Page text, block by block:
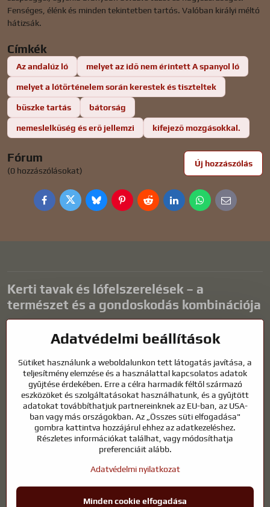
Fenséges, élénk és minden tekintetben tartós. Valóban királyi méltó
hátizsák.
Címkék
Az andalúz ló melyet az idő nem érintett A spanyol ló
melyet a lótörténelem során kerestek és tiszteltek
büszke tartás bátorság
nemeslelkűség és erő jellemzi kifejező mozgásokkal.
Fórum
(0 hozzászólásokat)
Új hozzászólás
FacebookTwitterBlueskyPinterestRedditLinkedInWhatsApp
E-
mail
Kerti tavak és lófelszerelések – a
természet és a gondoskodás kombinációja
harmonikus környezetet teremtenek a kikapcsolódáshoz és a vízi
karbantartás kulcsfontosságú a tiszta vízhez és az egészséges
tóhoz egész évben. Ugyanilyen fontos az életünk részét képező
állatok gondozása is.
A lovaknak kiváló minőségű lovaglófelszerelésre, megfelelő
táplálkozásra és felelősségteljes gondoskodásra van szükségük
ahhoz, hogy egészségesek, erősek és elégedettek legyenek. Legyen
szó lovasok, tenyésztők vagy természetkedvelők felszereléséről, a cél
állatok, mind az emberek természetes egyensúlyát, biztonságát és
jólétét.
Adatvédelmi beállítások
Sütiket használunk a weboldalunkon tett látogatás javítása, a
teljesítmény elemzése és a használattal kapcsolatos adatok
gyűjtése érdekében. Erre a célra harmadik féltől származó
eszközöket és szolgáltatásokat használhatunk, és a gyűjtött
adatokat továbbíthatjuk partnereinknek az EU-ban, az USA-
ban vagy más országokban. Az „Összes süti elfogadása"
gombra kattintva hozzájárul ehhez az adatkezeléshez.
Részletes információkat találhat, vagy módosíthatja
preferenciáit alább.
Adatvédelmi nyilatkozat
Minden cookie elfogadása